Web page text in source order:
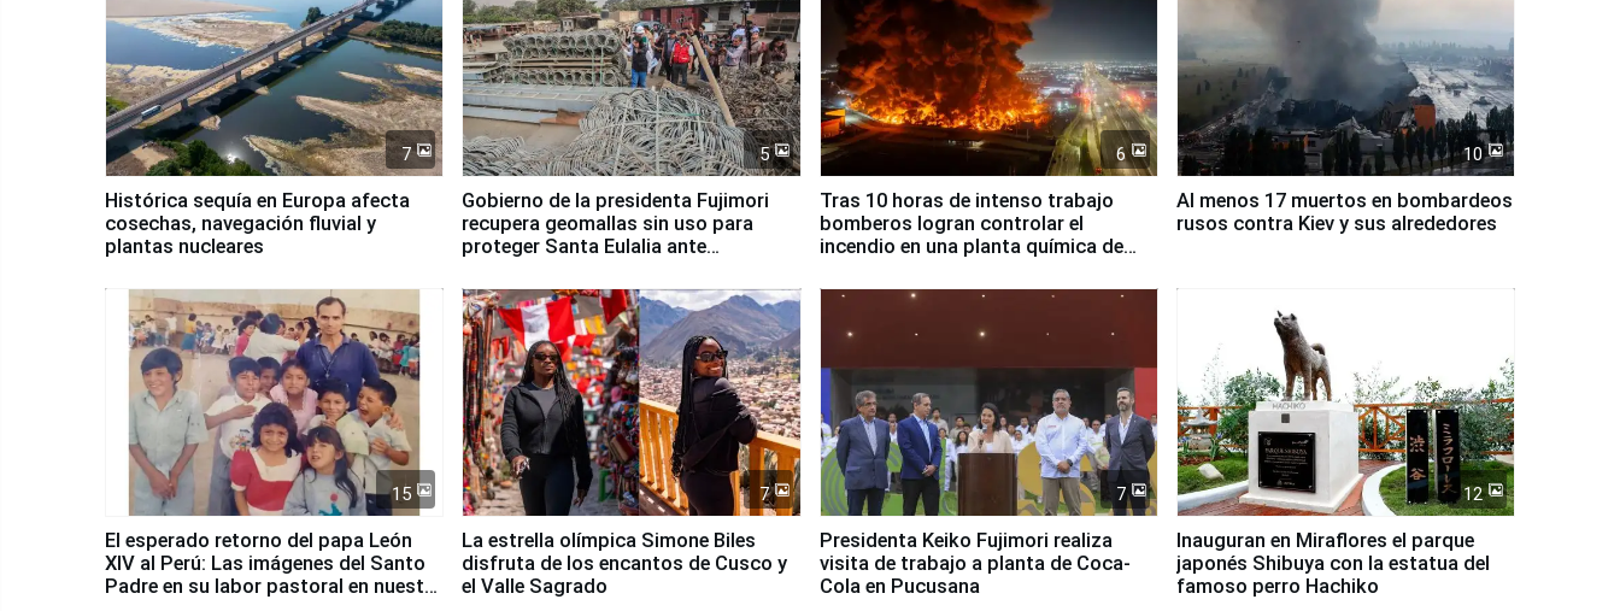
7
Histórica sequía en Europa afecta
cosechas, navegación fluvial y
plantas nucleares
5
Gobierno de la presidenta Fujimori
recupera geomallas sin uso para
proteger Santa Eulalia ante
6
Tras 10 horas de intenso trabajo
bomberos logran controlar el
incendio en una planta química de
10
Al menos 17 muertos en bombardeos
rusos contra Kiev y sus alrededores
15
El esperado retorno del papa León
XIV al Perú: Las imágenes del Santo
Padre en su labor pastoral en nuestro
7
La estrella olímpica Simone Biles
disfruta de los encantos de Cusco y
el Valle Sagrado
7
Presidenta Keiko Fujimori realiza
visita de trabajo a planta de Coca-
Cola en Pucusana
12
Inauguran en Miraflores el parque
japonés Shibuya con la estatua del
famoso perro Hachiko